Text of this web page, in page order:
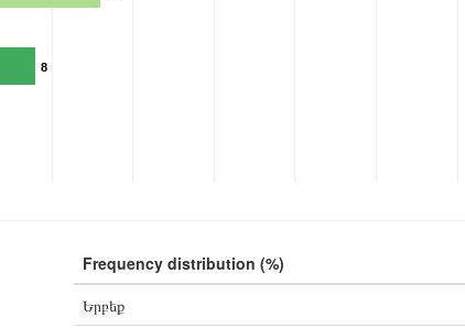
8
Frequency distribution (%)
Երբեք